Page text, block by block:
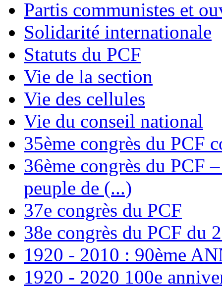
Partis communistes et
Solidarité internationale
Statuts du PCF
Vie de la section
Vie des cellules
Vie du conseil national
35ème congrès du PCF
36ème congrès du PCF
peuple de (...)
37e congrès du PCF
38e congrès du PCF du
1920 - 2010 : 90ème
1920 - 2020 100e